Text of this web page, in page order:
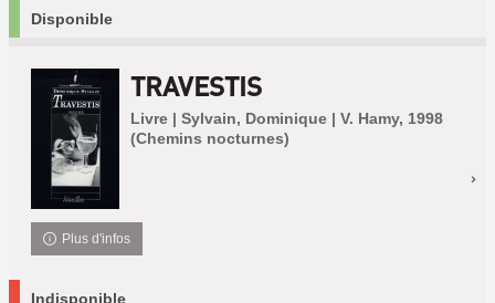
Disponible
TRAVESTIS
Livre | Sylvain, Dominique | V. Hamy, 1998
(Chemins nocturnes)
Plus d'infos
Indisponible